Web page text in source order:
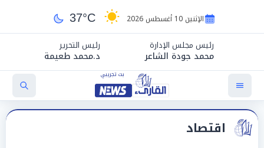
الإثنين 10 أغسطس 2026 37°C
رئيس مجلس الإدارة
محمد جودة الشاعر
رئيس التحرير
د.محمد طعيمة
اقتصاد